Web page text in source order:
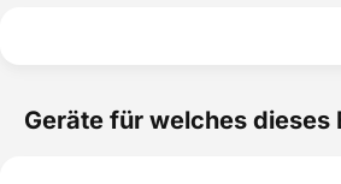
Geräte für welches dieses